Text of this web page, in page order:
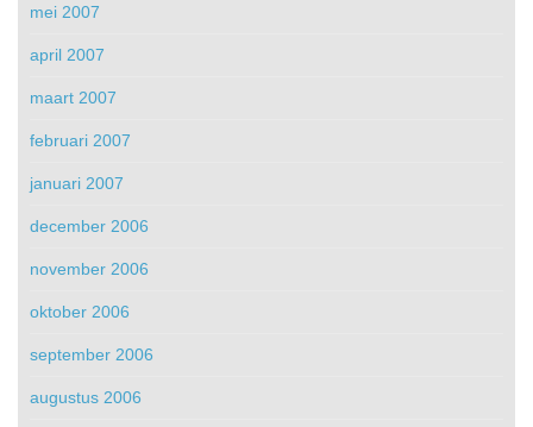
mei 2007
april 2007
maart 2007
februari 2007
januari 2007
december 2006
november 2006
oktober 2006
september 2006
augustus 2006